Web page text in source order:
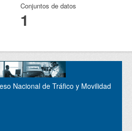
Conjuntos de datos
1
Nacional de Tráfico y Movilidad